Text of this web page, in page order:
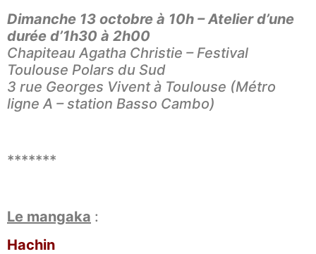
Dimanche 13 octobre à 10h – Atelier d’une
durée d’1h30 à 2h00
Chapiteau Agatha Christie – Festival
Toulouse Polars du Sud
3 rue Georges Vivent à Toulouse (Métro
ligne A – station Basso Cambo)
*******
Le mangaka :
Hachin